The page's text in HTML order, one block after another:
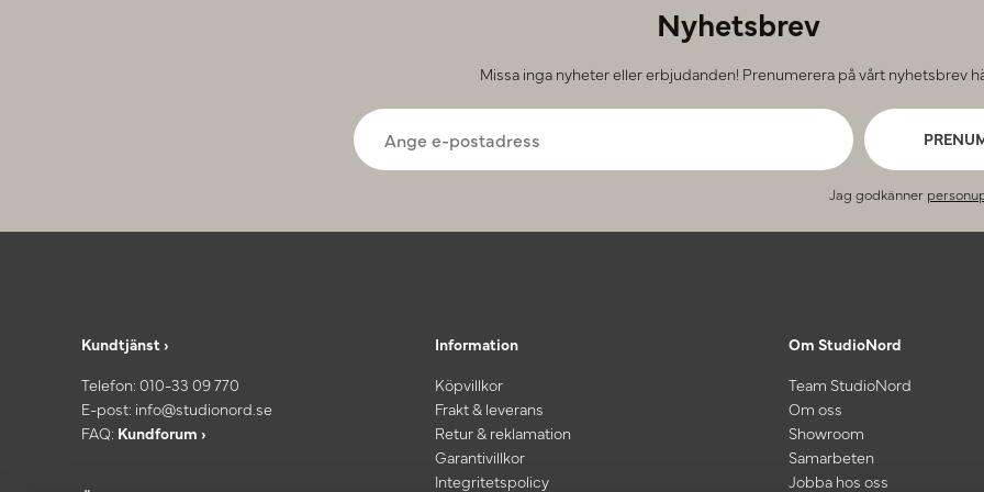
Nyhetsbrev
Missa inga nyheter eller erbjudanden! Prenumerera på vårt nyhetsbrev
Jag godkänner
Kundtjänst ›
Telefon:010-33 09 770
E-post: info@studionord.se
FAQ: Kundforum ›
Information
Köpvillkor
Frakt & leverans
Retur & reklamation
Garantivillkor
Integritetspolicy
Om StudioNord
Team StudioNord
Om oss
Showroom
Samarbeten
Jobba hos oss